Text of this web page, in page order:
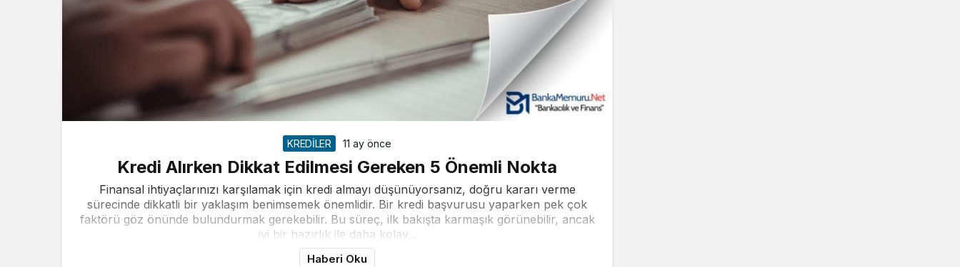
KREDİLER 11 ay önce
Kredi Alırken Dikkat Edilmesi Gereken 5 Önemli Nokta
Finansal ihtiyaçlarınızı karşılamak için kredi almayı düşünüyorsanız, doğru kararı verme
sürecinde dikkatli bir yaklaşım benimsemek önemlidir. Bir kredi başvurusu yaparken pek çok
faktörü göz önünde bulundurmak gerekebilir. Bu süreç, ilk bakışta karmaşık görünebilir, ancak
iyi bir hazırlık ile daha kolay...
Haberi Oku